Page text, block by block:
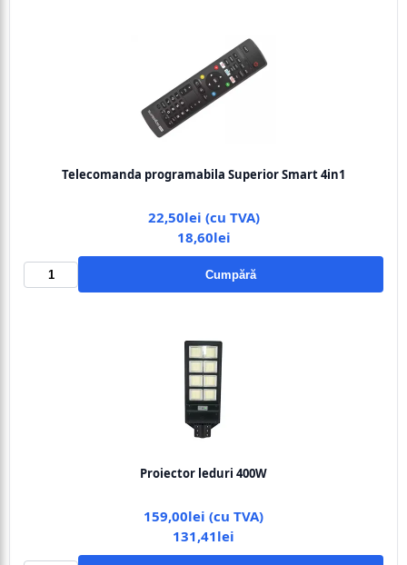
Telecomanda programabila Superior Smart 4in1
22,50lei (cu TVA)
18,60lei
Cumpără
Proiector leduri 400W
159,00lei (cu TVA)
131,41lei